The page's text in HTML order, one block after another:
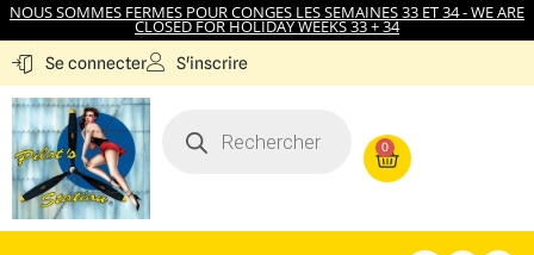
NOUS SOMMES FERMES POUR CONGES LES SEMAINES 33 ET 34 - WE ARE
CLOSED FOR HOLIDAY WEEKS 33 + 34
Se connecter S'inscrire
0